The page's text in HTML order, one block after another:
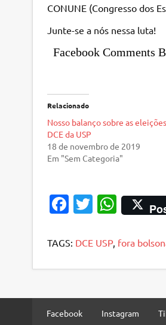
CONUNE (Congresso dos
Junte-se a nós nessa luta!
Facebook Comments
Relacionado
Nosso balanço sobre as
DCE da USP
18 de novembro de 2019
Em "Sem Categoria"
Fa
e
o
k
T
it
W
at
p
p
TAGS: DCE USP, fora
Facebook Instagram